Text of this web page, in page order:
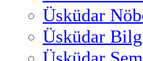
Üsküdar
Üsküdar